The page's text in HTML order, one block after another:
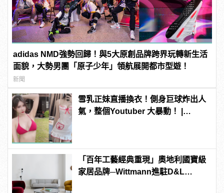
adidas NMD強勢回歸！與5大原創品牌跨界玩轉新生活
面貌，大勢男團「原子少年」領航展開都市型遊！
新聞
雪乳正妹直播換衣！側身巨球炸出人
氣，整個Youtuber 大暴動！ |
「百年工藝經典重現」奧地利國寶級
家居品牌─Wittmann進駐D&L